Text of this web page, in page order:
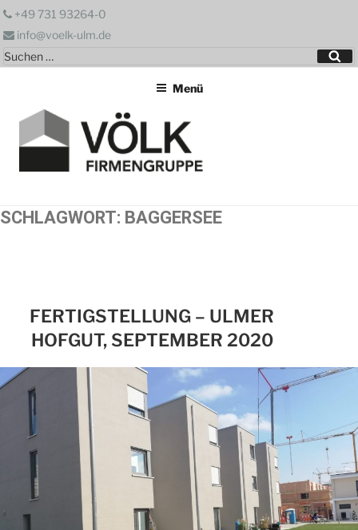
Zum
springen
+49 731 93264-0
info@voelk-ulm.de
Suchen
nach:
Menü
SCHLAGWORT: BAGGERSEE
FERTIGSTELLUNG – ULMER
HOFGUT, SEPTEMBER 2020